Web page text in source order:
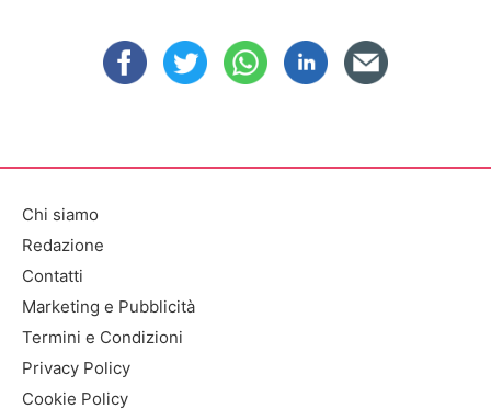
Chi siamo
Redazione
Contatti
Marketing e Pubblicità
Termini e Condizioni
Privacy Policy
Cookie Policy